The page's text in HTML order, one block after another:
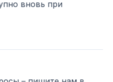
вновь при